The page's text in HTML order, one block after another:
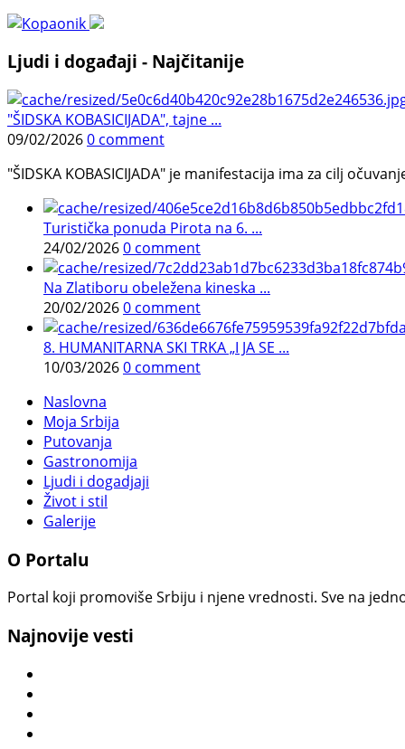
Ljudi i događaji - Najčitanije
"ŠIDSKA KOBASICIJADA", tajne ...
09/02/20260 comment
"ŠIDSKA KOBASICIJADA" je manifestacija ima za cilj
Turistička ponuda Pirota na 6. ...
24/02/20260 comment
Na Zlatiboru obeležena kineska ...
20/02/20260 comment
8. HUMANITARNA SKI TRKA „I JA SE ...
10/03/20260 comment
Naslovna
Moja Srbija
Putovanja
Gastronomija
Ljudi i dogadjaji
Život i stil
Galerije
O Portalu
Portal koji promoviše Srbiju i njene vrednosti. Sve na
Najnovije vesti